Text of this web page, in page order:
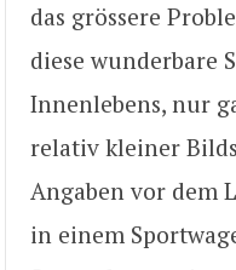
das grössere
diese wunderbare
Innenlebens, nur
relativ kleiner
Angaben vor dem
in einem